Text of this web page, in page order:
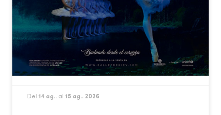
Del 14 ag.. al 15 ag.. 2026